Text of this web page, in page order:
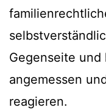
Gegenseite
angemessen
reagieren.